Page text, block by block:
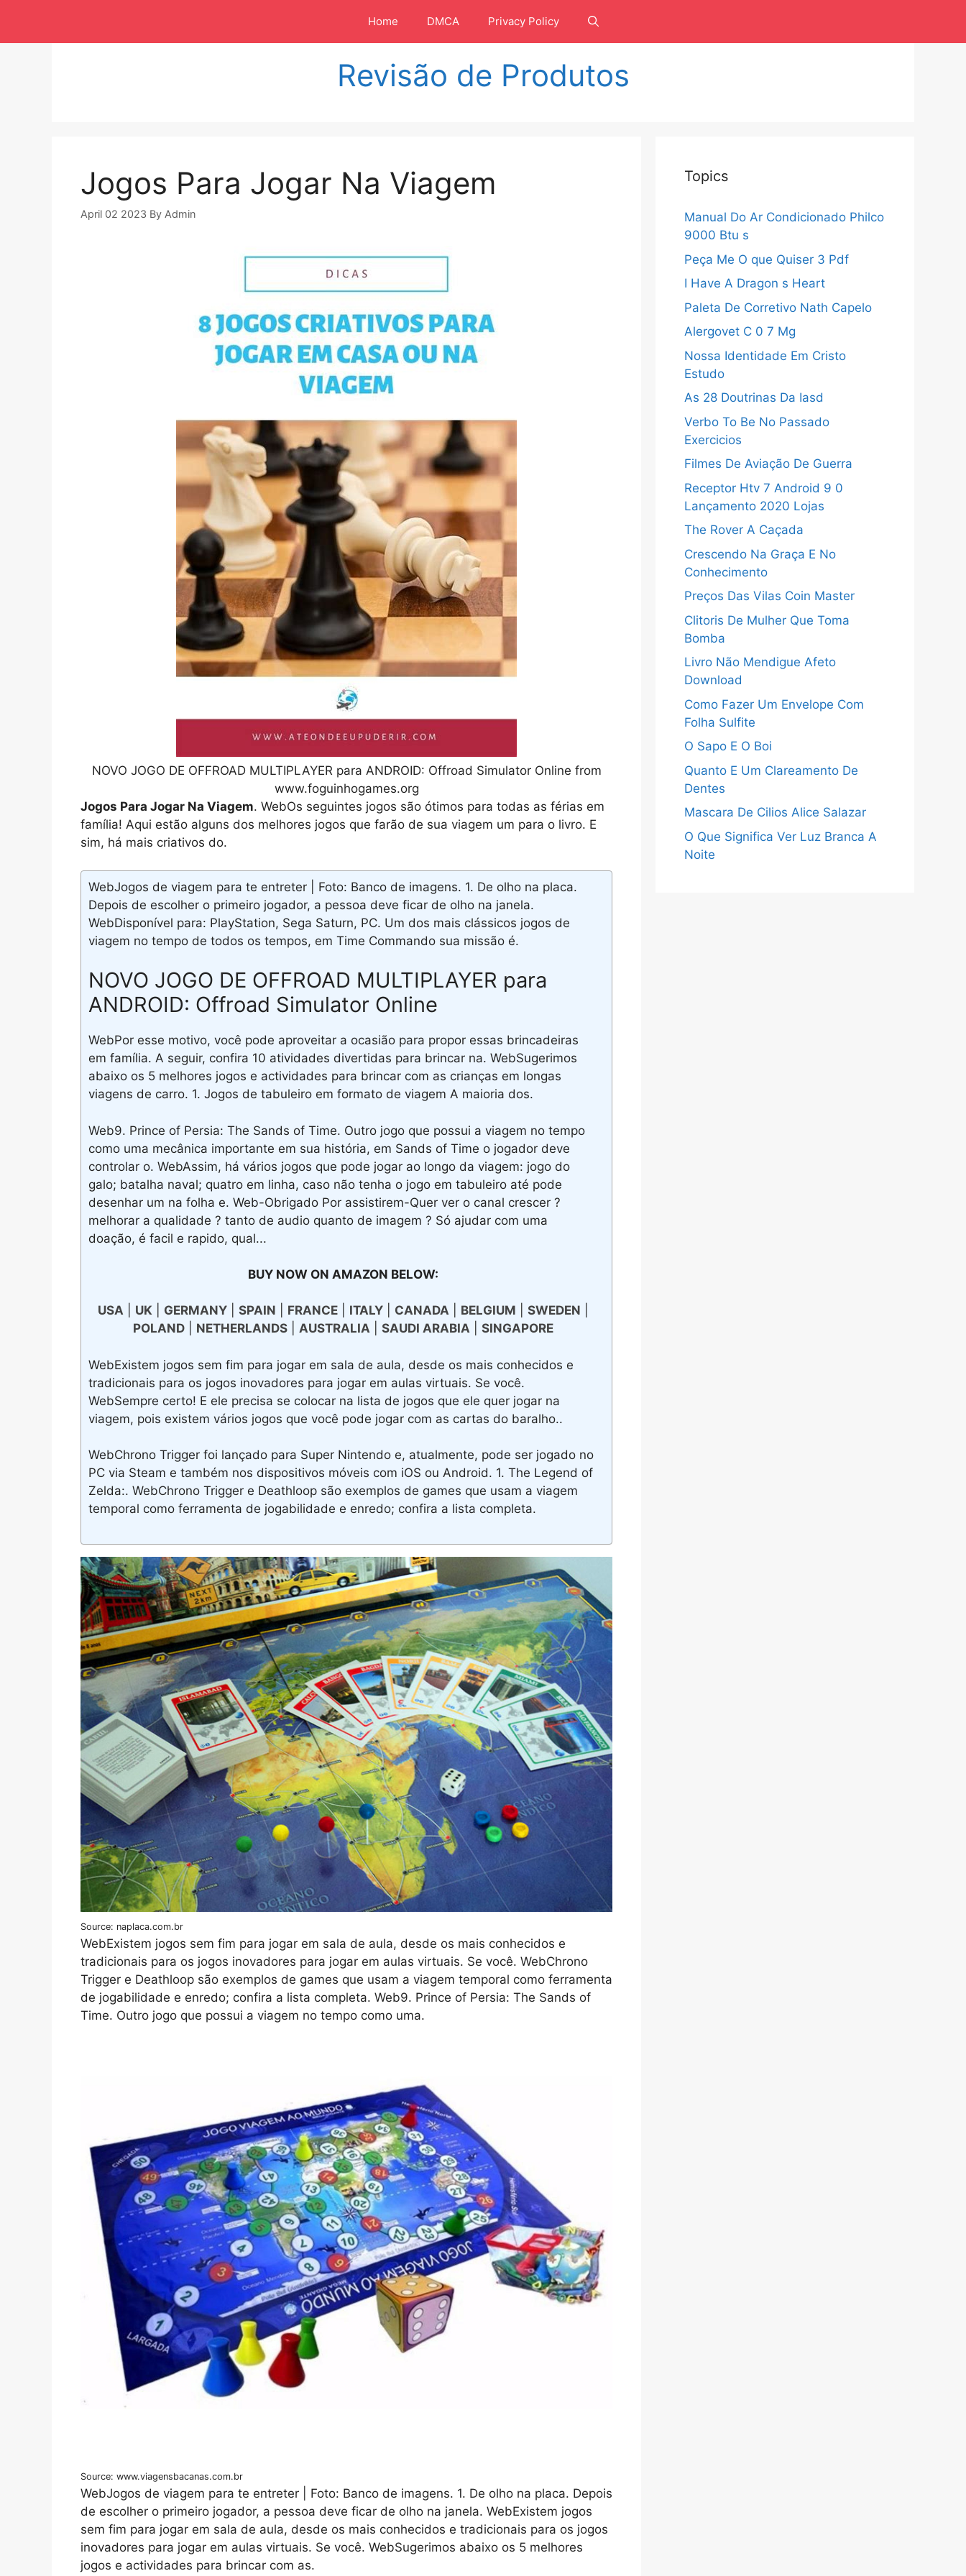
isi
Home DMCA Privacy Policy
Revisão de Produtos
Jogos Para Jogar Na Viagem
April 02 2023 By Admin
NOVO JOGO DE OFFROAD MULTIPLAYER para ANDROID: Offroad Simulator Online from
www.foguinhogames.org
Jogos Para Jogar Na Viagem. WebOs seguintes jogos são ótimos para todas as férias em
família! Aqui estão alguns dos melhores jogos que farão de sua viagem um para o livro. E
sim, há mais criativos do.
WebJogos de viagem para te entreter | Foto: Banco de imagens. 1. De olho na placa.
Depois de escolher o primeiro jogador, a pessoa deve ficar de olho na janela.
WebDisponível para: PlayStation, Sega Saturn, PC. Um dos mais clássicos jogos de
viagem no tempo de todos os tempos, em Time Commando sua missão é.
NOVO JOGO DE OFFROAD MULTIPLAYER para
ANDROID: Offroad Simulator Online
WebPor esse motivo, você pode aproveitar a ocasião para propor essas brincadeiras
em família. A seguir, confira 10 atividades divertidas para brincar na. WebSugerimos
abaixo os 5 melhores jogos e actividades para brincar com as crianças em longas
viagens de carro. 1. Jogos de tabuleiro em formato de viagem A maioria dos.
Web9. Prince of Persia: The Sands of Time. Outro jogo que possui a viagem no tempo
como uma mecânica importante em sua história, em Sands of Time o jogador deve
controlar o. WebAssim, há vários jogos que pode jogar ao longo da viagem: jogo do
galo; batalha naval; quatro em linha, caso não tenha o jogo em tabuleiro até pode
desenhar um na folha e. Web-Obrigado Por assistirem-Quer ver o canal crescer ?
melhorar a qualidade ? tanto de audio quanto de imagem ? Só ajudar com uma
doação, é facil e rapido, qual...
BUY NOW ON AMAZON BELOW:
USA| UK| GERMANY| SPAIN FRANCE| ITALY| CANADA| BELGIUM SWEDEN
POLAND| NETHERLANDS| AUSTRALIA| SAUDI ARABIA| SINGAPORE
WebExistem jogos sem fim para jogar em sala de aula, desde os mais conhecidos e
tradicionais para os jogos inovadores para jogar em aulas virtuais. Se você.
WebSempre certo! E ele precisa se colocar na lista de jogos que ele quer jogar na
viagem, pois existem vários jogos que você pode jogar com as cartas do baralho..
WebChrono Trigger foi lançado para Super Nintendo e, atualmente, pode ser jogado no
PC via Steam e também nos dispositivos móveis com iOS ou Android. 1. The Legend of
Zelda:. WebChrono Trigger e Deathloop são exemplos de games que usam a viagem
temporal como ferramenta de jogabilidade e enredo; confira a lista completa.
Source: naplaca.com.br
WebExistem jogos sem fim para jogar em sala de aula, desde os mais conhecidos e
tradicionais para os jogos inovadores para jogar em aulas virtuais. Se você. WebChrono
Trigger e Deathloop são exemplos de games que usam a viagem temporal como ferramenta
de jogabilidade e enredo; confira a lista completa. Web9. Prince of Persia: The Sands of
Time. Outro jogo que possui a viagem no tempo como uma.
Source: www.viagensbacanas.com.br
WebJogos de viagem para te entreter | Foto: Banco de imagens. 1. De olho na placa. Depois
de escolher o primeiro jogador, a pessoa deve ficar de olho na janela. WebExistem jogos
sem fim para jogar em sala de aula, desde os mais conhecidos e tradicionais para os jogos
inovadores para jogar em aulas virtuais. Se você. WebSugerimos abaixo os 5 melhores
jogos e actividades para brincar com as.
Topics
Manual Do Ar Condicionado Philco
9000 Btu s
Peça Me O que Quiser 3 Pdf
I Have A Dragon s Heart
Paleta De Corretivo Nath Capelo
Alergovet C 0 7 Mg
Nossa Identidade Em Cristo
Estudo
As 28 Doutrinas Da Iasd
Verbo To Be No Passado
Exercicios
Filmes De Aviação De Guerra
Receptor Htv 7 Android 9 0
Lançamento 2020 Lojas
The Rover A Caçada
Crescendo Na Graça E No
Conhecimento
Preços Das Vilas Coin Master
Clitoris De Mulher Que Toma
Bomba
Livro Não Mendigue Afeto
Download
Como Fazer Um Envelope Com
Folha Sulfite
O Sapo E O Boi
Quanto E Um Clareamento De
Dentes
Mascara De Cilios Alice Salazar
O Que Significa Ver Luz Branca A
Noite